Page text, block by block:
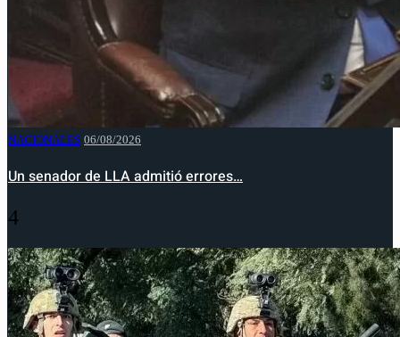
NACIONALES 06/08/2026
Un senador de LLA admitió errores…
4